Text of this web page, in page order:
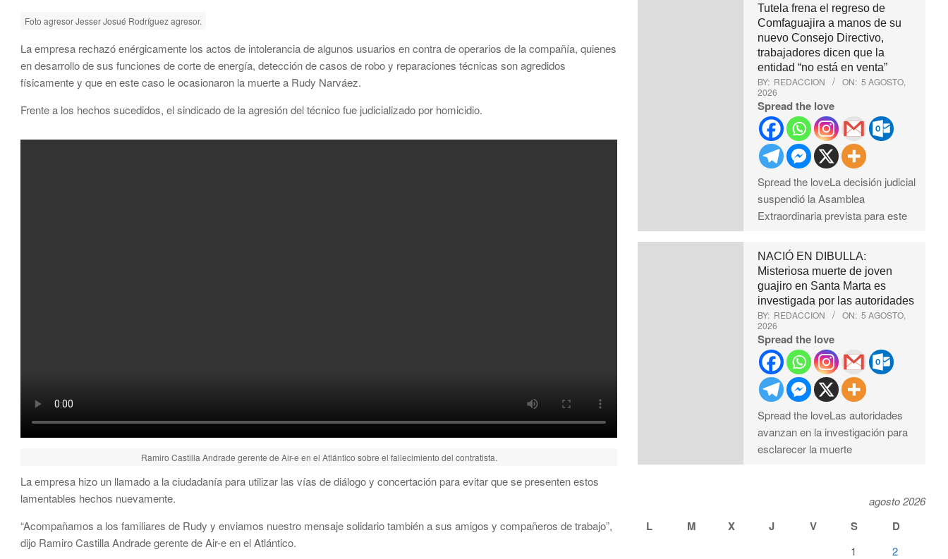
Foto agresor Jesser Josué Rodríguez agresor.
La empresa rechazó enérgicamente los actos de intolerancia de algunos usuarios en contra de operarios de la compañía, quienes
en desarrollo de sus funciones de corte de energía, detección de casos de robo y reparaciones técnicas son agredidos
físicamente y que en este caso le ocasionaron la muerte a Rudy Narváez.
Frente a los hechos sucedidos, el sindicado de la agresión del técnico fue judicializado por homicidio.
Ramiro Castilla Andrade gerente de Air-e en el Atlántico sobre el fallecimiento del contratista.
La empresa hizo un llamado a la ciudadanía para utilizar las vías de diálogo y concertación para evitar que se presenten estos
lamentables hechos nuevamente.
“Acompañamos a los familiares de Rudy y enviamos nuestro mensaje solidario también a sus amigos y compañeros de trabajo”,
dijo Ramiro Castilla Andrade gerente de Air-e en el Atlántico.
Tutela frena el regreso de
Comfaguajira a manos de su
nuevo Consejo Directivo,
trabajadores dicen que la
entidad “no está en venta”
BY: REDACCION ON: 5 AGOSTO,
2026
Spread the love
Spread the loveLa decisión judicial
suspendió la Asamblea
Extraordinaria prevista para este
NACIÓ EN DIBULLA:
Misteriosa muerte de joven
guajiro en Santa Marta es
investigada por las autoridades
BY: REDACCION ON: 5 AGOSTO,
2026
Spread the love
Spread the loveLas autoridades
avanzan en la investigación para
esclarecer la muerte
agosto 2026
L M X J V S D
1
2